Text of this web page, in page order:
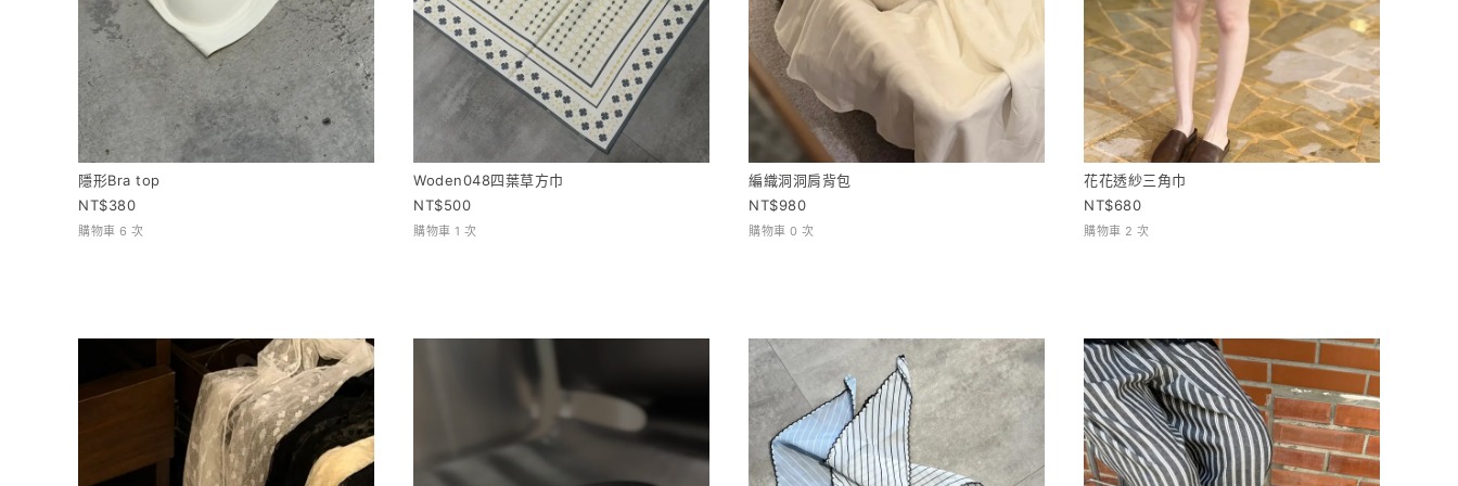
隱形Bra top
380
購物車 6 次
Woden048四葉草方巾
500
購物車 1 次
編織洞洞肩背包
980
購物車 0 次
花花透紗三角巾
680
購物車 2 次